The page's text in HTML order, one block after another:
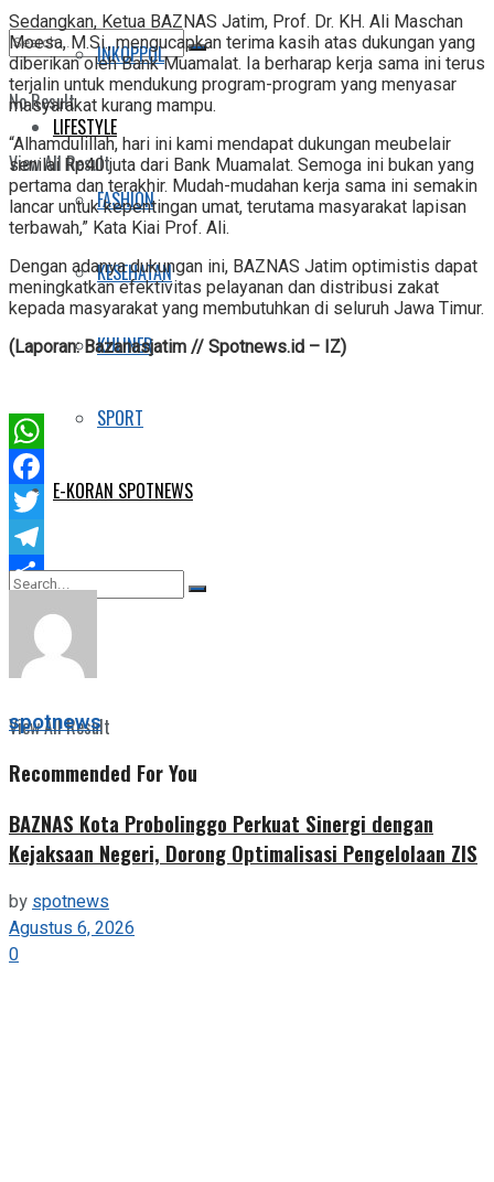
No Result
View All Result
INKOPPOL
LIFESTYLE
FASHION
KESEHATAN
KULINER
SPORT
E-KORAN SPOTNEWS
No Result
View All Result
Sedangkan, Ketua BAZNAS Jatim, Prof. Dr. KH. Ali Maschan
Moesa, M.Si., mengucapkan terima kasih atas dukungan yang
diberikan oleh Bank Muamalat. Ia berharap kerja sama ini terus
terjalin untuk mendukung program-program yang menyasar
masyarakat kurang mampu.
“Alhamdulillah, hari ini kami mendapat dukungan meubelair
senilai Rp40 juta dari Bank Muamalat. Semoga ini bukan yang
pertama dan terakhir. Mudah-mudahan kerja sama ini semakin
lancar untuk kepentingan umat, terutama masyarakat lapisan
terbawah,” Kata Kiai Prof. Ali.
Dengan adanya dukungan ini, BAZNAS Jatim optimistis dapat
meningkatkan efektivitas pelayanan dan distribusi zakat
kepada masyarakat yang membutuhkan di seluruh Jawa Timur.
(Laporan: Bazanasjatim // Spotnews.id – IZ)
WhatsApp
Facebook
Twitter
Telegram
Share
spotnews
Recommended For You
BAZNAS Kota Probolinggo Perkuat Sinergi dengan
Kejaksaan Negeri, Dorong Optimalisasi Pengelolaan ZIS
byspotnews
Agustus 6, 2026
0